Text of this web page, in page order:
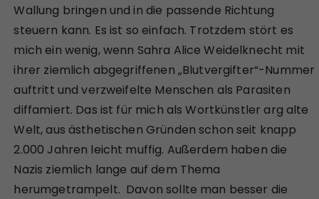
Wallung bringen und in die passende Richtung
steuern kann. Es ist so einfach. Trotzdem stört es
mich ein wenig, wenn Sahra Alice Weidelknecht mit
ihrer ziemlich abgegriffenen „Blutvergifter“-Nummer
auftritt und verzweifelte Menschen als Parasiten
diffamiert. Das ist für mich als Wortkünstler arg alte
Welt, aus ästhetischen Gründen schon seit knapp
2.000 Jahren leicht muffig. Außerdem haben die
Nazis ziemlich lange auf dem Thema
herumgetrampelt. Davon sollte man besser die